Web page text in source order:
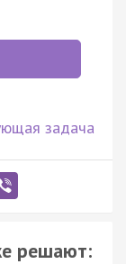
задача
решают: